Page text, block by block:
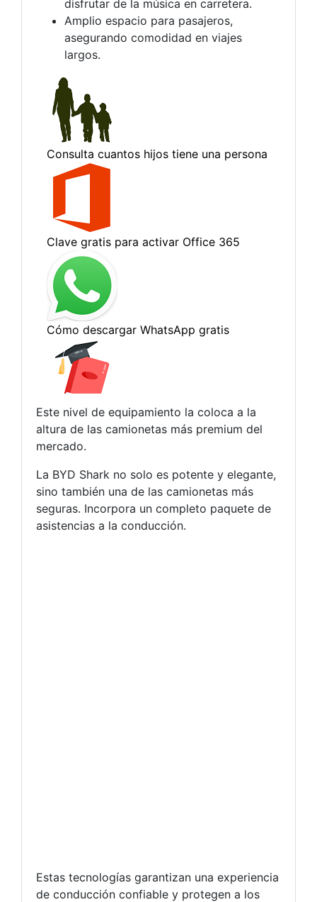
disfrutar de la música en carretera.
Amplio espacio para pasajeros,
asegurando comodidad en viajes
largos.
Este nivel de equipamiento la coloca a la
altura de las camionetas más premium del
mercado.
La BYD Shark no solo es potente y elegante,
sino también una de las camionetas más
seguras. Incorpora un completo paquete de
asistencias a la conducción.
Estas tecnologías garantizan una experiencia
de conducción confiable y protegen a los